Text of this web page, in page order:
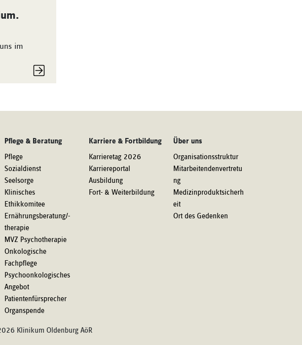
im
Pflege & Beratung
Pflege
Sozialdienst
Seelsorge
Klinisches
Ethikkomitee
Ernährungsberatung/-
therapie
MVZ Psychotherapie
Onkologische
Fachpflege
Psychoonkologisches
Angebot
Patientenfürsprecher
Organspende
Karriere & Fortbildung
Karrieretag 2026
Karriereportal
Ausbildung
Fort- & Weiterbildung
Über uns
Organisationsstruktur
Mitarbeitendenvertretu
ng
Medizinproduktsicherh
eit
Ort des Gedenken
Klinikum Oldenburg AöR